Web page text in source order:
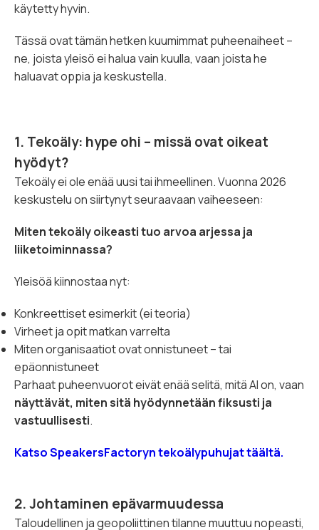
käytetty hyvin.
Tässä ovat tämän hetken kuumimmat puheenaiheet –
ne, joista yleisö ei halua vain kuulla, vaan joista he
haluavat oppia ja keskustella.
1. Tekoäly: hype ohi – missä ovat oikeat
hyödyt?
Tekoäly ei ole enää uusi tai ihmeellinen. Vuonna 2026
keskustelu on siirtynyt seuraavaan vaiheeseen:
Miten tekoäly oikeasti tuo arvoa arjessa ja
liiketoiminnassa?
Yleisöä kiinnostaa nyt:
Konkreettiset esimerkit (ei teoria)
Virheet ja opit matkan varrelta
Miten organisaatiot ovat onnistuneet – tai
epäonnistuneet
Parhaat puheenvuorot eivät enää selitä, mitä AI on, vaan
näyttävät, miten sitä hyödynnetään fiksusti ja
vastuullisesti.
Katso SpeakersFactoryn tekoälypuhujat täältä.
2. Johtaminen epävarmuudessa
Taloudellinen ja geopoliittinen tilanne muuttuu nopeasti,